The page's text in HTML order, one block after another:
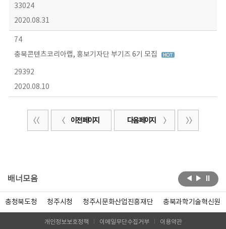
33024
2020.08.31
74
충북콘텐츠코리아랩, 홍보기자단 부기즈 6기 모집
29392
2020.08.10
이전 페이지 다음 페이지
배너모음
충청북도청 청주시청 청주시문화산업진흥재단 충북과학기술혁신원
개인정보보호정책 이메일무단수집거부 이용약관